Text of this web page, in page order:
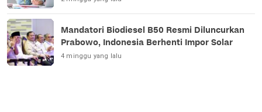
Mandatori Biodiesel B50 Resmi Diluncurkan
Prabowo, Indonesia Berhenti Impor Solar
4 minggu yang lalu